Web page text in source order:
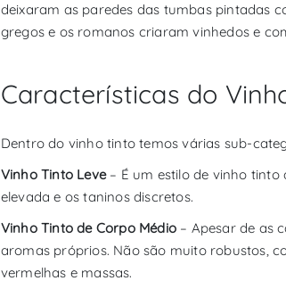
deixaram as paredes das tumbas pintadas
gregos e os romanos criaram vinhedos e
Características do
Dentro do vinho tinto temos várias sub-
Vinho Tinto Leve– É um estilo de vinho tinto
elevada e os taninos discretos.
Vinho Tinto de Corpo Médio – Apesar de as
aromas próprios. Não são muito robustos,
vermelhas e massas.